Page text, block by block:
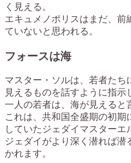
く見える。
エキュメノポリスはまだ、前
ていないと思われる。
フォースは海
マスター・ソルは、若者たち
見えるものを話すように指示
一人の若者は、海が見えると
これは、共和国全盛期の初
していたジェダイマスターエ
ジェダイがより深く潜れば潜
かれます。